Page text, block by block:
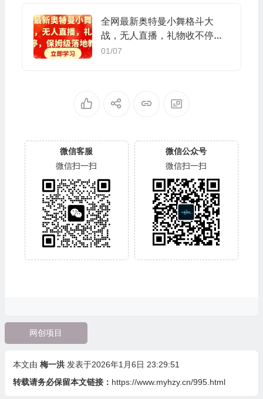
全网最新奥特曼小舞格斗大
战，无人直播，礼物收不停，
保姆级落地教学
01/07
微信客服
微信扫一扫
微信公众号
微信扫一扫
网创项目
本文由 梅一洪 发表于2026年1月6日 23:29:51
转载请务必保留本文链接： https://www.myhzy.cn/995.html